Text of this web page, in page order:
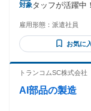
対象タッフが活躍中
造業・土日祝休
歓迎します。 ※日常的に日本語での対話や読み書きが発生す
る為、ネイテ
communication
雇用形態： 派遣社員
お気に
トランコムSC株式会社
AI部品の製造